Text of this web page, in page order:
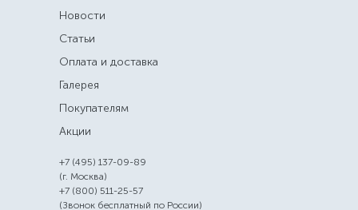
Новости
Статьи
Оплата и доставка
Галерея
Покупателям
Акции
+7 (495) 137-09-89
(г. Москва)
+7 (800) 511-25-57
(Звонок бесплатный по России)